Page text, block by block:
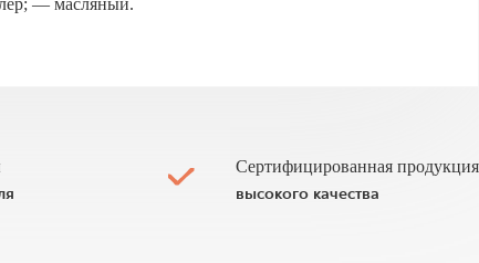
— масляный.
Сертифицированная продукция
высокого качества